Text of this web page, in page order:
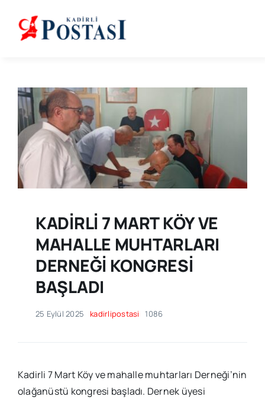
content
KADİRLİ 7 MART KÖY VE
MAHALLE MUHTARLARI
DERNEĞİ KONGRESİ
BAŞLADI
25 Eylül 2025 kadirlipostasi 1086
Kadirli 7 Mart Köy ve mahalle muhtarları Derneği’nin
olağanüstü kongresi başladı. Dernek üyesi